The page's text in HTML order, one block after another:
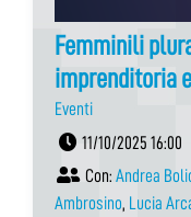
Femminili
imprenditoria
Eventi
11/10/2025 16:00
Con: Andrea
Ambrosino, Lucia